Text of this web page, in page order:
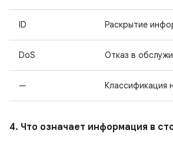
ID Раскрытие
DoS Отказ в
— Классификация
4. Что означает информация в